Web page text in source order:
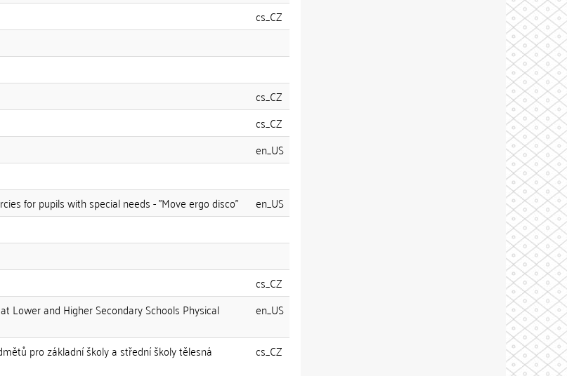
cs_CZ
cs_CZ
cs_CZ
en_US
for pupils with special needs - "Move ergo disco"
en_US
cs_CZ
Lower and Higher Secondary Schools Physical en_US
pro základní školy a střední školy tělesná cs_CZ